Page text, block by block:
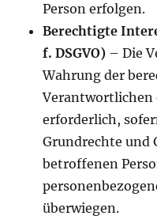
Person erfolgen.
Berechtigte
f. DSGVO) – Die
Wahrung der
Verantwortlichen
erforderlich,
Grundrechte und
betroffenen
überwiegen.